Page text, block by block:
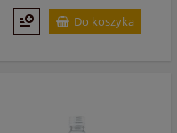
Do koszyka